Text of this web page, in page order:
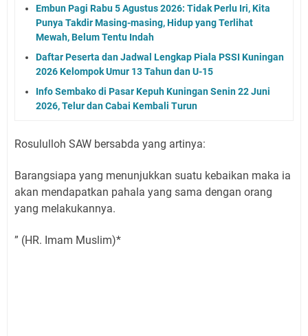
Embun Pagi Rabu 5 Agustus 2026: Tidak Perlu Iri, Kita
Punya Takdir Masing-masing, Hidup yang Terlihat
Mewah, Belum Tentu Indah
Daftar Peserta dan Jadwal Lengkap Piala PSSI Kuningan
2026 Kelompok Umur 13 Tahun dan U-15
Info Sembako di Pasar Kepuh Kuningan Senin 22 Juni
2026, Telur dan Cabai Kembali Turun
Rosululloh SAW bersabda yang artinya:
Barangsiapa yang menunjukkan suatu kebaikan maka ia
akan mendapatkan pahala yang sama dengan orang
yang melakukannya.
” (HR. Imam Muslim)*